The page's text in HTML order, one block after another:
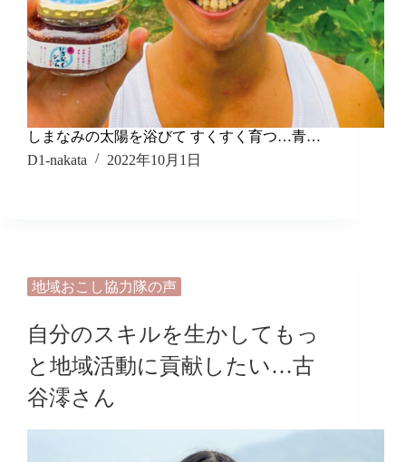
しまなみの太陽を浴びて すくすく育つ…青…
D1-nakata
2022年10月1日
地域おこし協力隊の声
自分のスキルを生かしてもっ
と地域活動に貢献したい…古
谷澪さん